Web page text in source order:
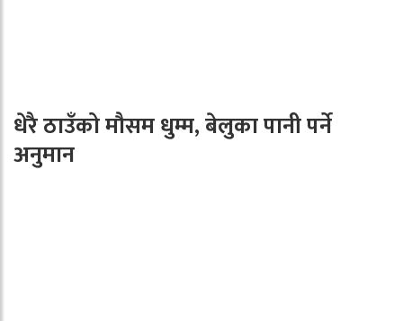
धेरै ठाउँको मौसम धुम्म, बेलुका पानी पर्ने
अनुमान